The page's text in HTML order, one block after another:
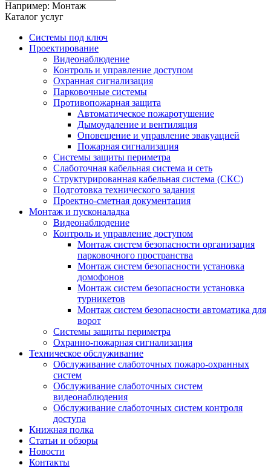
Например: Монтаж
Каталог услуг
Системы под ключ
Проектирование
Видеонаблюдение
Контроль и управление доступом
Охранная сигнализация
Парковочные системы
Противопожарная защита
Автоматическое пожаротушение
Дымоудаление и вентиляция
Оповещение и управление эвакуацией
Пожарная сигнализация
Системы защиты периметра
Слаботочная кабельная система и сеть
Структурированная кабельная система (СКС)
Подготовка технического задания
Проектно-сметная документация
Монтаж и пусконаладка
Видеонаблюдение
Контроль и управление доступом
Монтаж систем безопасности организация
парковочного пространства
Монтаж систем безопасности установка
домофонов
Монтаж систем безопасности установка
турникетов
Монтаж систем безопасности автоматика для
ворот
Системы защиты периметра
Охранно-пожарная сигнализация
Техническое обслуживание
Обслуживание слаботочных пожаро-охранных
систем
Обслуживание слаботочных систем
видеонаблюдения
Обслуживание слаботочных систем контроля
доступа
Книжная полка
Статьи и обзоры
Новости
Контакты